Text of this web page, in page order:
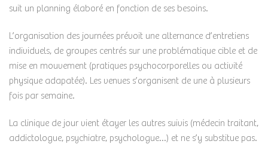
suit un planning élaboré en fonction de ses besoins.
L’organisation des journées prévoit une alternance d’entretiens
individuels, de groupes centrés sur une problématique cible et de
mise en mouvement (pratiques psychocorporelles ou activité
physique adapatée). Les venues s’organisent de une à plusieurs
fois par semaine.
La clinique de jour vient étayer les autres suivis (médecin traitant,
addictologue, psychiatre, psychologue…) et ne s’y substitue pas.